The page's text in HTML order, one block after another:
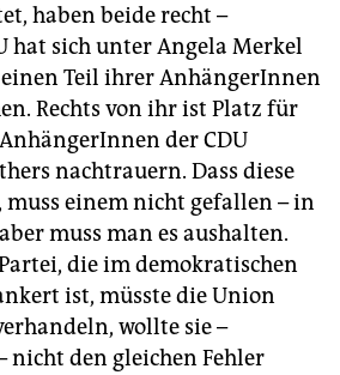
haben beide recht –
hat sich unter Angela Merkel
Teil ihrer AnhängerInnen
Rechts von ihr ist Platz für
der CDU
nachtrauern. Dass diese
einem nicht gefallen – in
muss man es aushalten.
die im demokratischen
ist, müsste die Union
wollte sie –
nicht den gleichen Fehler